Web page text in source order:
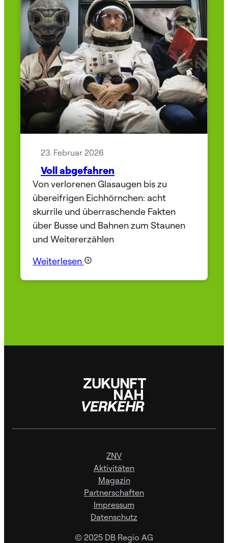
23. Februar 2026
Voll abgefahren
Von verlorenen Glasaugen bis zu
übereifrigen Eichhörnchen: acht
skurrile und überraschende Fakten
über Busse und Bahnen zum Staunen
und Weitererzählen
Weiterlesen
ZNV
Aktivitäten
Magazin
Partnerschaften
Impressum
Datenschutz
© 2025 DB Regio AG